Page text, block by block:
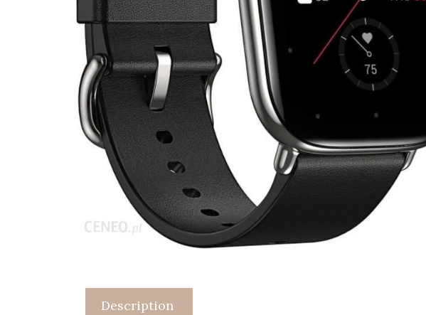
Description